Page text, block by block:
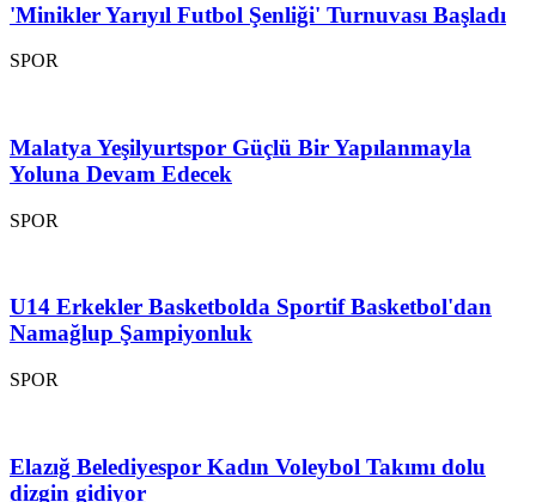
'Minikler Yarıyıl Futbol Şenliği' Turnuvası Başladı
SPOR
Malatya Yeşilyurtspor Güçlü Bir Yapılanmayla
Yoluna Devam Edecek
SPOR
U14 Erkekler Basketbolda Sportif Basketbol'dan
Namağlup Şampiyonluk
SPOR
Elazığ Belediyespor Kadın Voleybol Takımı dolu
dizgin gidiyor